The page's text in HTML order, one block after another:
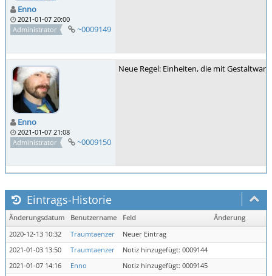
Enno
2021-01-07 20:00
Administrator
~0009149
Enno
2021-01-07 21:08
Administrator
~0009150
Neue Regel: Einheiten, die mit
Eintrags-Historie
Änderungsdatum Benutzername Feld
Änderung
2020-12-13 10:32
Traumtaenzer
Neuer Eintrag
2021-01-03 13:50
Traumtaenzer
Notiz hinzugefügt: 0009144
2021-01-07 14:16
Enno
Notiz hinzugefügt: 0009145